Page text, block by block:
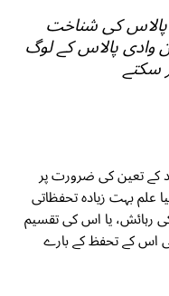
پالاس کی شناخت
وادی پالاس کے لوگ
سکتے
کے تعین کی ضرورت پر
علم بہت زیادہ تحفظاتی
کی رہائش، یا اس کی تقسیم
اس کے تحفظ کے بارے